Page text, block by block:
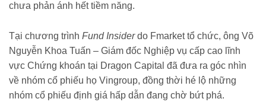
chưa phản ánh hết tiềm năng.
Tại chương trình Fund Insiderdo Fmarket tổ chức, ông Võ
Nguyễn Khoa Tuấn – Giám đốc Nghiệp vụ cấp cao lĩnh
vực Chứng khoán tại Dragon Capital đã đưa ra góc nhìn
về nhóm cổ phiếu họ Vingroup, đồng thời hé lộ những
nhóm cổ phiếu định giá hấp dẫn đang chờ bứt phá.